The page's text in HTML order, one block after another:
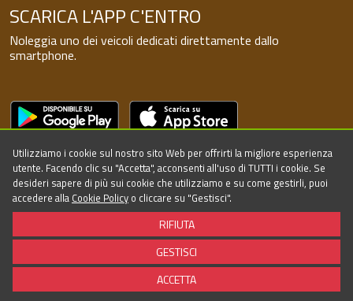
SCARICA L'APP C'ENTRO
Noleggia uno dei veicoli dedicati direttamente dallo
smartphone.
SEGUICI SUI SOCIAL!
©2026 - Powered by Targa Telematics - All rights reserved
Termini di servizio
Utilizziamo i cookie sul nostro sito Web per offrirti la migliore esperienza
utente. Facendo clic su "Accetta", acconsenti all'uso di TUTTI i cookie. Se
desideri sapere di più sui cookie che utilizziamo e su come gestirli, puoi
accedere alla Cookie Policy o cliccare su "Gestisci".
RIFIUTA
GESTISCI
ACCETTA